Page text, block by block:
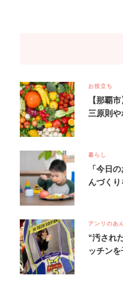
お役立ち
【那覇
三原則や
暮らし
「今日
んづく
アンリのあ
“汚され
ッチン